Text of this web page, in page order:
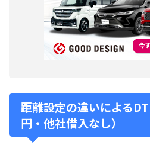
距離設定の違いによる
円・他社借入なし）